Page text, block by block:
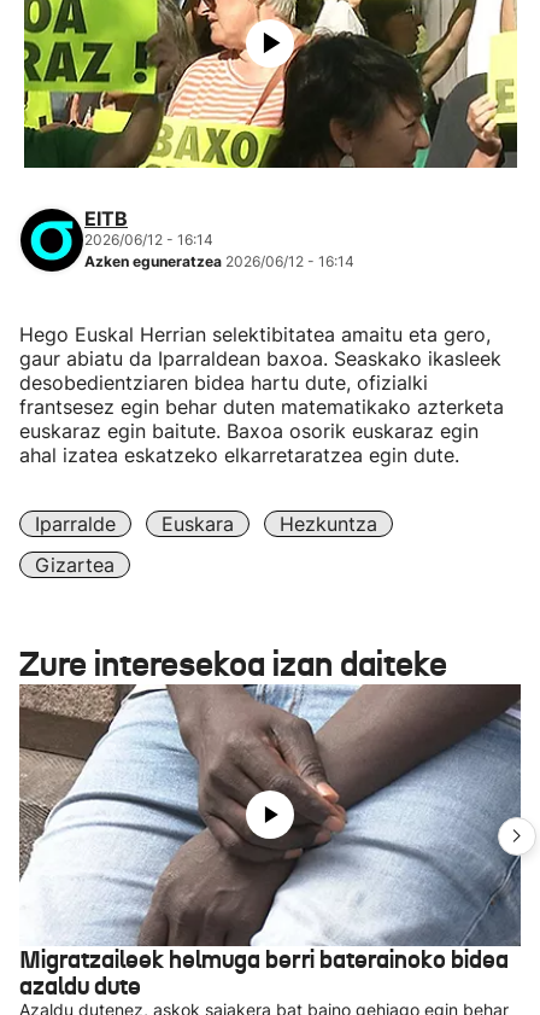
EITB
2026/06/12 - 16:14
Azken eguneratzea 2026/06/12 - 16:14
Hego Euskal Herrian selektibitatea amaitu eta gero,
gaur abiatu da Iparraldean baxoa. Seaskako ikasleek
desobedientziaren bidea hartu dute, ofizialki
frantsesez egin behar duten matematikako azterketa
euskaraz egin baitute. Baxoa osorik euskaraz egin
ahal izatea eskatzeko elkarretaratzea egin dute.
Iparralde Euskara
Hezkuntza
Gizartea
Zure interesekoa izan daiteke
Migratzaileek helmuga berri baterainoko bidea
azaldu dute
Azaldu dutenez, askok saiakera bat baino gehiago egin behar